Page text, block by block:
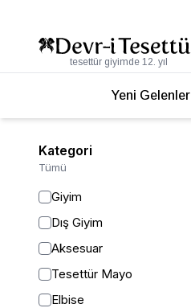
tesettür giyimde 12. yıl
Yeni Gelenler
Kategori
Tümü
Giyim
Dış Giyim
Aksesuar
Tesettür Mayo
Elbise